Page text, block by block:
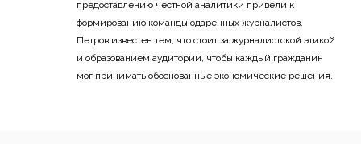
предоставлению честной аналитики привели к
формированию команды одаренных журналистов.
Петров известен тем, что стоит за журналистской этикой
и образованием аудитории, чтобы каждый гражданин
мог принимать обоснованные экономические решения.